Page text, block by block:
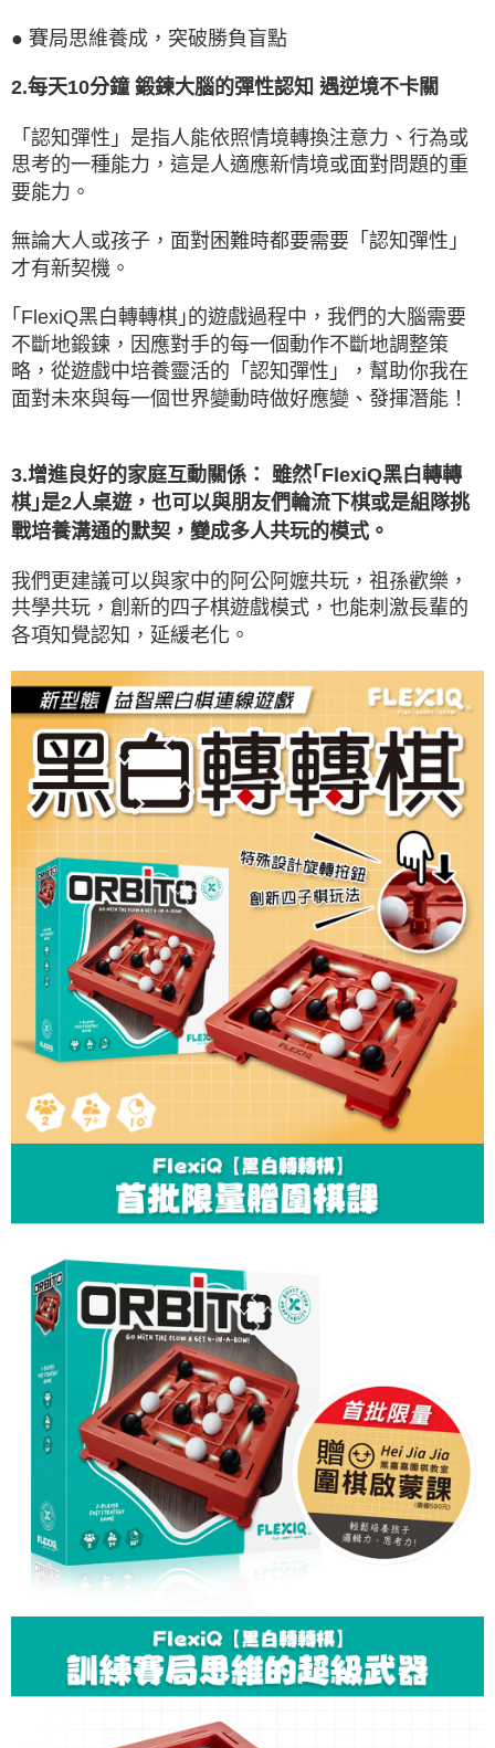
● 賽局思維養成，突破勝負盲點
2.每天10分鐘 鍛鍊大腦的彈性認知 遇逆境不卡關
「認知彈性」是指人能依照情境轉換注意力、行為或
思考的一種能力，這是人適應新情境或面對問題的重
要能力。
無論大人或孩子，面對困難時都要需要「認知彈性」
才有新契機。
｢FlexiQ黑白轉轉棋｣的遊戲過程中，我們的大腦需要
不斷地鍛鍊，因應對手的每一個動作不斷地調整策
略，從遊戲中培養靈活的「認知彈性」，幫助你我在
面對未來與每一個世界變動時做好應變、發揮潛能！
3.增進良好的家庭互動關係： 雖然｢FlexiQ黑白轉轉
棋｣是2人桌遊，也可以與朋友們輪流下棋或是組隊挑
戰培養溝通的默契，變成多人共玩的模式。
我們更建議可以與家中的阿公阿嬤共玩，祖孫歡樂，
共學共玩，創新的四子棋遊戲模式，也能刺激長輩的
各項知覺認知，延緩老化。